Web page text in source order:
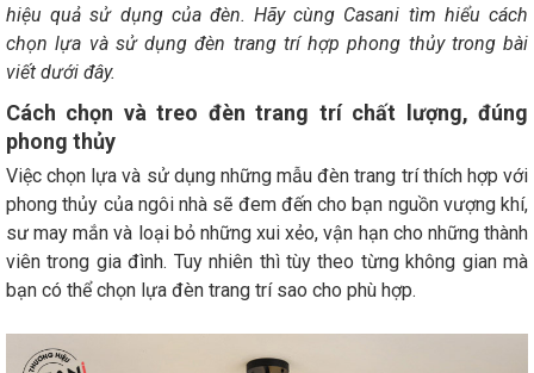
hiệu quả sử dụng của đèn. Hãy cùng Casani tìm hiểu cách
chọn lựa và sử dụng đèn trang trí hợp phong thủy trong bài
viết dưới đây.
Cách chọn và treo đèn trang trí chất lượng, đúng
phong thủy
Việc chọn lựa và sử dụng những mẫu đèn trang trí thích hợp với
phong thủy của ngôi nhà sẽ đem đến cho bạn nguồn vượng khí,
sư may mắn và loại bỏ những xui xẻo, vận hạn cho những thành
viên trong gia đình. Tuy nhiên thì tùy theo từng không gian mà
bạn có thể chọn lựa đèn trang trí sao cho phù hợp.